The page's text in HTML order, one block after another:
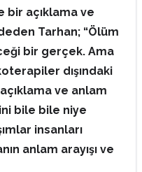
bir açıklama ve
Tarhan; “Ölüm
bir gerçek. Ama
dışındaki
ve anlam
bile bile niye
insanları
anlam arayışı ve